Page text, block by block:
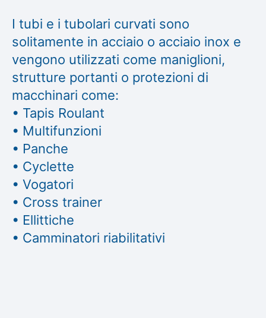
I tubi e i tubolari curvati sono
solitamente in acciaio o acciaio inox e
vengono utilizzati come maniglioni,
strutture portanti o protezioni di
macchinari come:
• Tapis Roulant
• Multifunzioni
• Panche
• Cyclette
• Vogatori
• Cross trainer
• Ellittiche
• Camminatori riabilitativi